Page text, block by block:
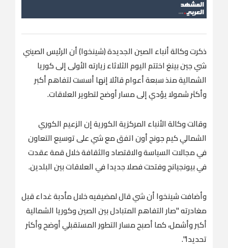
ذكرت ‌وكالة أنباء الصين الجديدة (شينخوا) أن الرئيس الصيني
شي جين بينغ اختتم اليوم الثلاثاء زيارته الأولى إلى كوريا
الشمالية ​منذ سبعة أعوام قائلا إنها أسست لتفاهم أكبر
وأكثر شمولا يؤدي إلى مسار أوضح لتطوير العلاقات.
وقالت وكالة الأنباء المركزية الكورية إن الزعيم الكوري
الشمالي كيم جونج أون اتفق مع شي على توسيع التعاون
في مجالات السياسة والاقتصاد والثقافة خلال قمة عقدت
في بيونجيانج وفتحت فصلا جديدا في ‌العلاقات بين البلدين.
وأضافت ‌شينخوا أن شي قال ​لمضيفيه ‌خلال ⁠مأدبة ​غداء قبل
⁠مغادرته "صار التفاهم المتبادل بين الصين وكوريا الشمالية
أكبر وأشمل، كما أصبح مسار التطور المستقبلي أوضح وأكثر
تحديدا".